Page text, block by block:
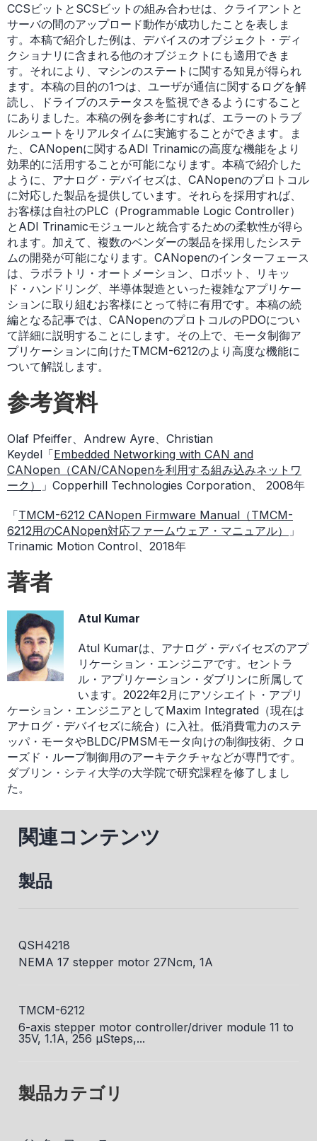
CCSビットとSCSビットの組み合わせは、クライアントと
サーバの間のアップロード動作が成功したことを表しま
す。本稿で紹介した例は、デバイスのオブジェクト・ディ
クショナリに含まれる他のオブジェクトにも適用できま
す。それにより、マシンのステートに関する知見が得られ
ます。本稿の目的の1つは、ユーザが通信に関するログを解
読し、ドライブのステータスを監視できるようにすること
にありました。本稿の例を参考にすれば、エラーのトラブ
ルシュートをリアルタイムに実施することができます。ま
た、CANopenに関するADI Trinamicの高度な機能をより
効果的に活用することが可能になります。本稿で紹介した
ように、アナログ・デバイセズは、CANopenのプロトコル
に対応した製品を提供しています。それらを採用すれば、
お客様は自社のPLC（Programmable Logic Controller）
とADI Trinamicモジュールと統合するための柔軟性が得ら
れます。加えて、複数のベンダーの製品を採用したシステ
ムの開発が可能になります。CANopenのインターフェース
は、ラボラトリ・オートメーション、ロボット、リキッ
ド・ハンドリング、半導体製造といった複雑なアプリケー
ションに取り組むお客様にとって特に有用です。本稿の続
編となる記事では、CANopenのプロトコルのPDOについ
て詳細に説明することにします。その上で、モータ制御ア
プリケーションに向けたTMCM-6212のより高度な機能に
ついて解説します。
参考資料
Olaf Pfeiffer、Andrew Ayre、Christian
Keydel「Embedded Networking with CAN and
CANopen（CAN/CANopenを利用する組み込みネットワ
ーク）
」Copperhill Technologies Corporation、 2008年
「TMCM-6212 CANopen Firmware Manual（TMCM-
6212用のCANopen対応ファームウェア・マニュアル）
」
Trinamic Motion Control、2018年
著者
Atul Kumar
Atul Kumarは、アナログ・デバイセズのアプ
リケーション・エンジニアです。セントラ
ル・アプリケーション・ダブリンに所属して
います。2022年2月にアソシエイト・アプリ
ケーション・エンジニアとしてMaxim Integrated（現在は
アナログ・デバイセズに統合）に入社。低消費電力のステ
ッパ・モータやBLDC/PMSMモータ向けの制御技術、クロ
ーズド・ループ制御用のアーキテクチャなどが専門です。
ダブリン・シティ大学の大学院で研究課程を修了しまし
た。
関連コンテンツ
製品
QSH4218
NEMA 17 stepper motor 27Ncm, 1A
TMCM-6212
6-axis stepper motor controller/driver module 11 to
35V, 1.1A, 256 µSteps,...
製品カテゴリ